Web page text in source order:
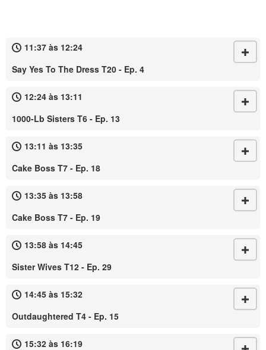
11:37 às 12:24
Say Yes To The Dress T20 - Ep. 4
12:24 às 13:11
1000-Lb Sisters T6 - Ep. 13
13:11 às 13:35
Cake Boss T7 - Ep. 18
13:35 às 13:58
Cake Boss T7 - Ep. 19
13:58 às 14:45
Sister Wives T12 - Ep. 29
14:45 às 15:32
Outdaughtered T4 - Ep. 15
15:32 às 16:19